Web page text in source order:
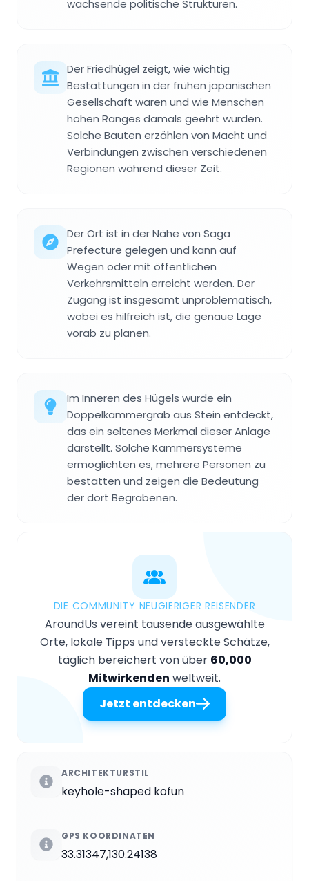
wachsende politische Strukturen.
Der Friedhügel zeigt, wie wichtig
Bestattungen in der frühen japanischen
Gesellschaft waren und wie Menschen
hohen Ranges damals geehrt wurden.
Solche Bauten erzählen von Macht und
Verbindungen zwischen verschiedenen
Regionen während dieser Zeit.
Der Ort ist in der Nähe von Saga
Prefecture gelegen und kann auf
Wegen oder mit öffentlichen
Verkehrsmitteln erreicht werden. Der
Zugang ist insgesamt unproblematisch,
wobei es hilfreich ist, die genaue Lage
vorab zu planen.
Im Inneren des Hügels wurde ein
Doppelkammergrab aus Stein entdeckt,
das ein seltenes Merkmal dieser Anlage
darstellt. Solche Kammersysteme
ermöglichten es, mehrere Personen zu
bestatten und zeigen die Bedeutung
der dort Begrabenen.
DIE COMMUNITY NEUGIERIGER REISENDER
AroundUs vereint tausende ausgewählte
Orte, lokale Tipps und versteckte Schätze,
täglich bereichert von über 60,000
Mitwirkenden weltweit.
Jetzt entdecken
ARCHITEKTURSTIL
keyhole-shaped kofun
GPS KOORDINATEN
33.31347,130.24138